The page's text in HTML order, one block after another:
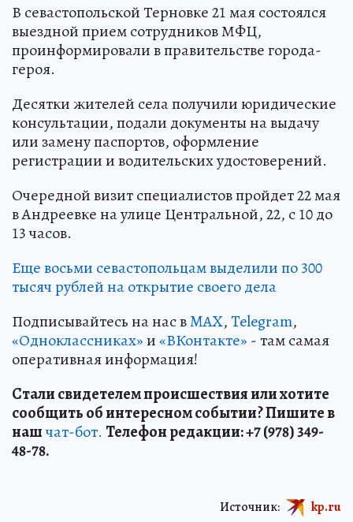
В севастопольской Терновке 21 мая состоялся
выездной прием сотрудников МФЦ,
проинформировали в правительстве города-
героя.
Десятки жителей села получили юридические
консультации, подали документы на выдачу
или замену паспортов, оформление
регистрации и водительских удостоверений.
Очередной визит специалистов пройдет 22 мая
в Андреевке на улице Центральной, 22, с 10 до
13 часов.
Еще восьми севастопольцам выделили по 300
тысяч рублей на открытие своего дела
Подписывайтесь на нас вMAX,Telegram,
«Одноклассниках»и«ВКонтакте» - там самая
оперативная информация!
Стали свидетелем происшествия или хотите
сообщить об интересном событии? Пишите в
нашчат-бот. Телефон редакции: +7 (978) 349-
48-78.
Источник: kp.ru